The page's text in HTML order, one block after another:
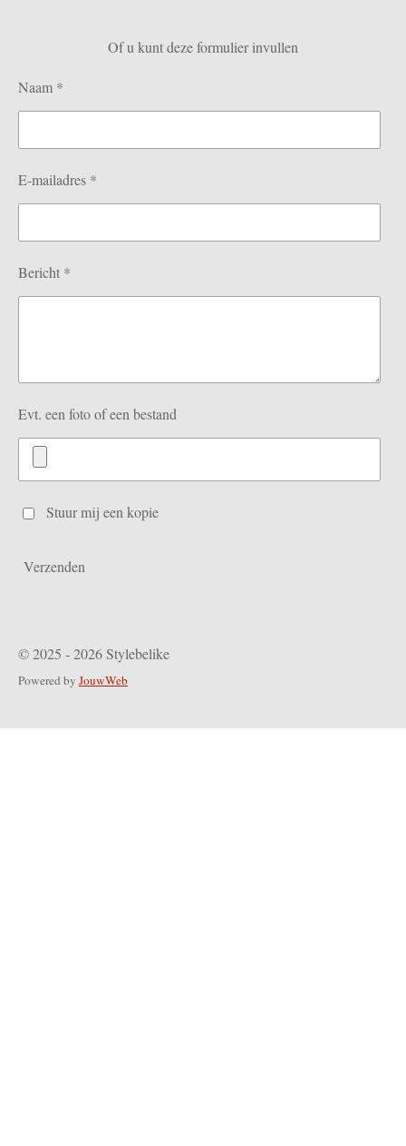
A
p
Of u kunt deze formulier invullen
Naam *
E-mailadres *
Bericht *
Evt. een foto of een bestand
Stuur mij een kopie
Verzenden
© 2025 - 2026 Stylebelike
Powered by JouwWeb